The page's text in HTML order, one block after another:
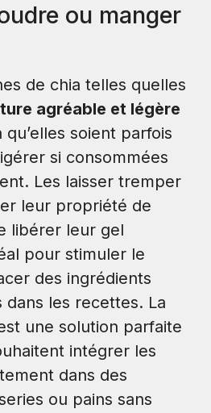
ou manger
de chia telles quelles
agréable et légère
soient parfois
si consommées
Les laisser tremper
leur propriété de
libérer leur gel
pour stimuler le
des ingrédients
les recettes. La
une solution parfaite
intégrer les
dans des
ou pains sans